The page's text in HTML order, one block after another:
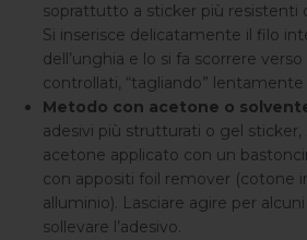
soprattutto a sticker più resistenti
Si inserisce delicatamente il filo
dell’unghia e lo si fa scorrere
controllati, “tagliando” lentamente
Metodo con acetone o
adesivi più strutturati o gel sticker,
acetone applicato con un
con appositi foil remover (cotone
alluminio). Lasciare agire per
sollevare l’adesivo.